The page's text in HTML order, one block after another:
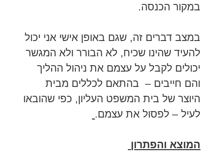
במקור הכנסה.
במצב דברים זה, שגם באופן אישי אני יכול
להעיד שהינו שכיח, לא הבורר ולא המגשר
יכולים לקבל על עצמם את ניהול ההליך
והם חייבים – בהתאם לכללים מבית
היוצר של בית המשפט העליון, כפי שהובאו
לעיל – לפסול את עצמם.
המוצא והפתרון